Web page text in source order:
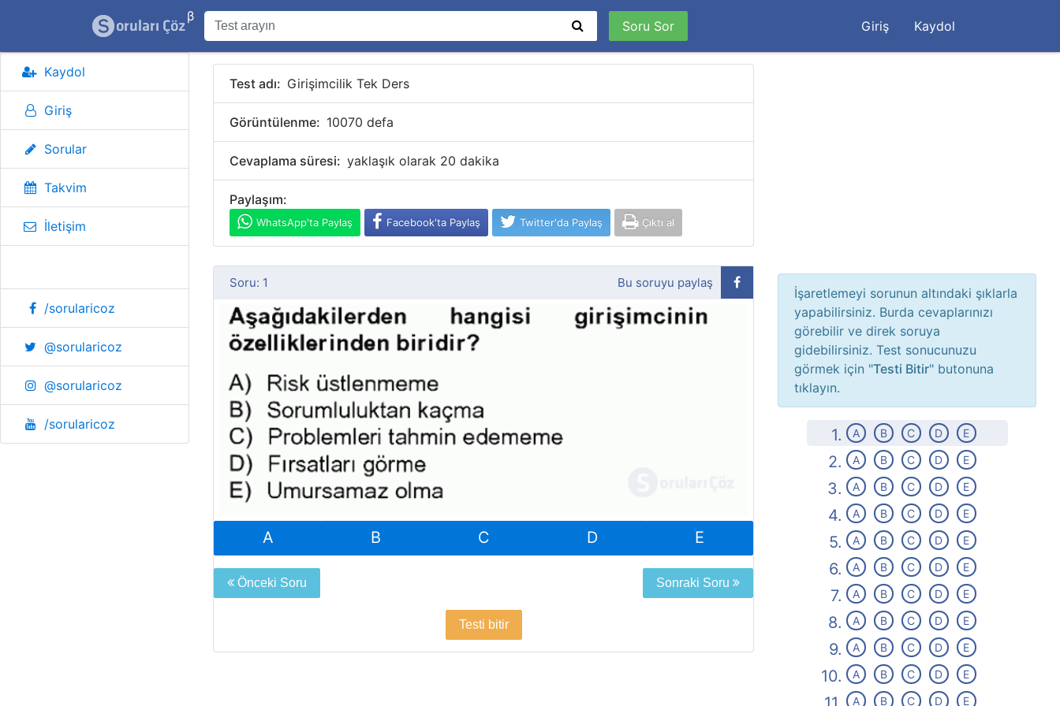
β
Soru Sor Giriş Kaydol
Kaydol
Giriş
Sorular
Takvim
İletişim
/sorularicoz
@sorularicoz
@sorularicoz
/sorularicoz
Test adı: Girişimcilik Tek Ders
Görüntülenme: 10070 defa
Cevaplama süresi: yaklaşık olarak 20 dakika
Paylaşım:
WhatsApp'ta Paylaş Facebook'ta Paylaş Twitter'da Paylaş Çıktı al
Soru: 1 Bu soruyu paylaş
A B C D E
Önceki Soru Sonraki Soru
Testi bitir
İşaretlemeyi sorunun altındaki şıklarla
yapabilirsiniz. Burda cevaplarınızı
görebilir ve direk soruya
gidebilirsiniz. Test sonucunuzu
görmek için "Testi Bitir" butonuna
tıklayın.
1. A B C D E
2. A B C D E
3. A B C D E
4. A B C D E
5. A B C D E
6. A B C D E
7. A B C D E
8. A B C D E
9. A B C D E
10. A B C D E
A B C D E